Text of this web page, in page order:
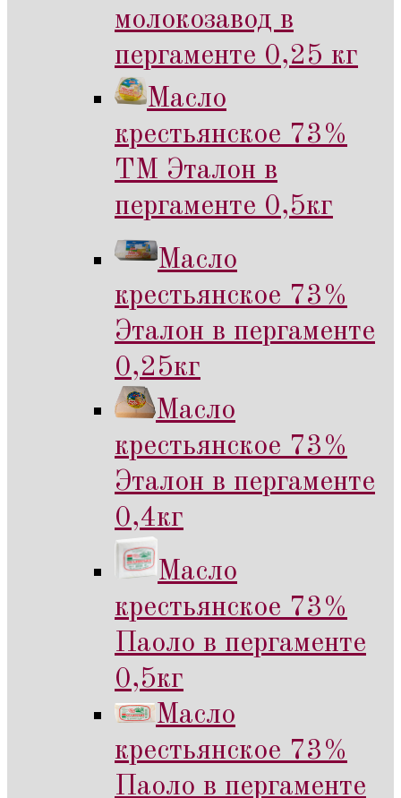
молокозавод в
пергаменте 0,25 кг
Масло
крестьянское 73%
ТМ Эталон в
пергаменте 0,5кг
Масло
крестьянское 73%
Эталон в пергаменте
0,25кг
Масло
крестьянское 73%
Эталон в пергаменте
0,4кг
Масло
крестьянское 73%
Паоло в пергаменте
0,5кг
Масло
крестьянское 73%
Паоло в пергаменте